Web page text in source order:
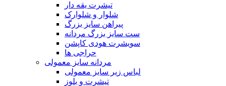
تیشرت یقه دار
شلوار و شلوارک
پیراهن سایز بزرگ
ست سایز بزرگ مردانه
سویشرت هودی کاپشن
حراجی ها
مردانه سایز معمولی
لباس زیر سایز معمولی
تیشرت و بلوز